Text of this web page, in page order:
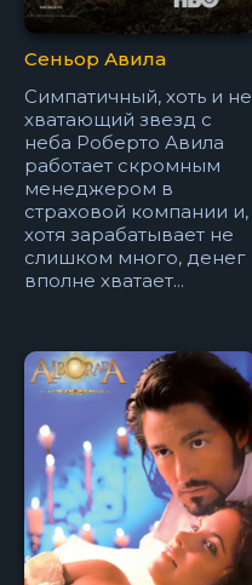
Сеньор Авила
Симпатичный, хоть и не
хватающий звезд с
неба Роберто Авила
работает скромным
менеджером в
страховой компании и,
хотя зарабатывает не
слишком много, денег
вполне хватает...